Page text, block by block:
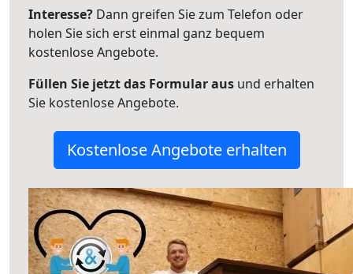
Interesse? Dann greifen Sie zum Telefon oder
holen Sie sich erst einmal ganz bequem
kostenlose Angebote.
Füllen Sie jetzt das Formular aus und erhalten
Sie kostenlose Angebote.
Kostenlose Angebote erhalten